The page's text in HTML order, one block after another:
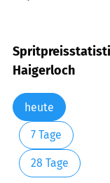
Haigerloch
heute
7 Tage
28 Tage